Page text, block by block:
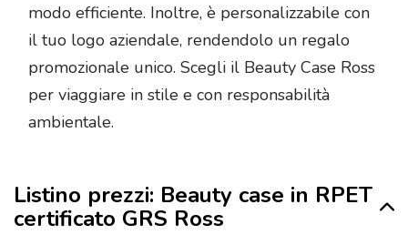
modo efficiente. Inoltre, è personalizzabile con
il tuo logo aziendale, rendendolo un regalo
promozionale unico. Scegli il Beauty Case Ross
per viaggiare in stile e con responsabilità
ambientale.
Listino prezzi: Beauty case in RPET
certificato GRS Ross